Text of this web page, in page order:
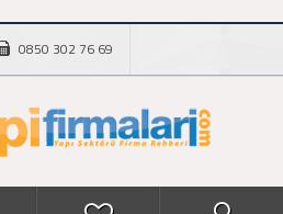
0850 302 76 69